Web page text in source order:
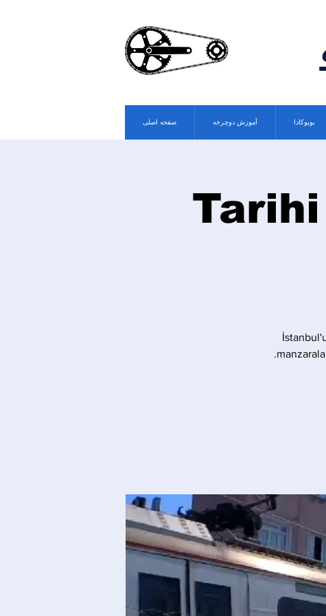
صفحه اصلی آموزش دوچرخه بویوکادا